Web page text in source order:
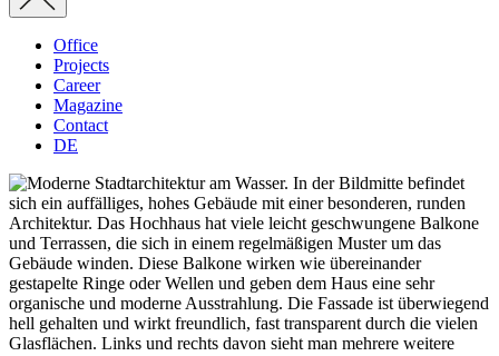
Office
Projects
Career
Magazine
Contact
DE